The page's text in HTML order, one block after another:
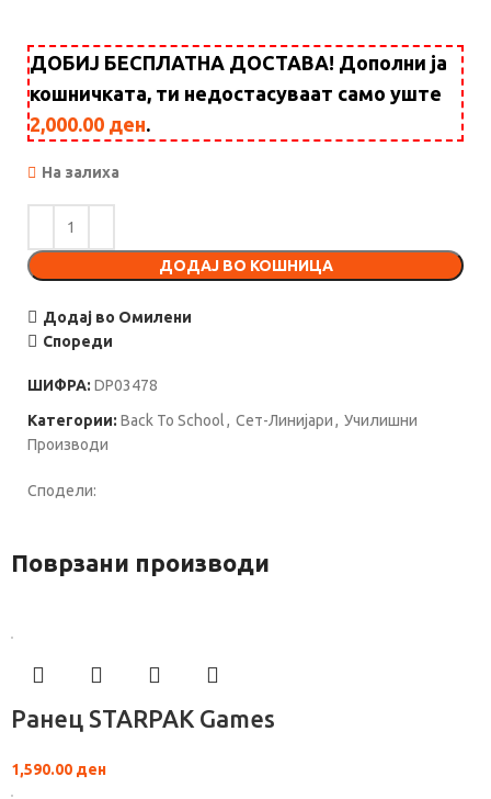
ДОБИЈ БЕСПЛАТНА ДОСТАВА! Дополни ја
кошничката, ти недостасуваат само уште
2,000.00 ден.
На залиха
ДОДАЈ ВО КОШНИЦА
Додај во Омилени
Спореди
ШИФРА: DP03478
Категории: Back To School, Сет-Линијари, Училишни
Производи
Сподели:
Поврзани производи
Ранец STARPAK Games
1,590.00 ден